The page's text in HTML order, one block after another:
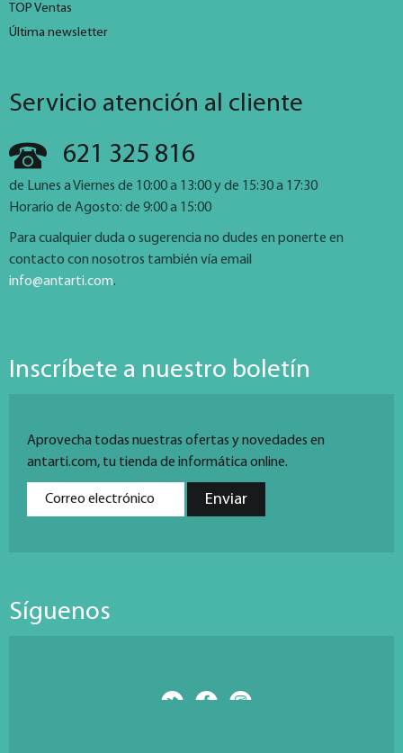
TOP Ventas
Última newsletter
Servicio atención al cliente
621 325 816
de Lunes a Viernes de 10:00 a 13:00 y de 15:30 a 17:30
Horario de Agosto: de 9:00 a 15:00
Para cualquier duda o sugerencia no dudes en ponerte en
contacto con nosotros también vía email
info@antarti.com.
Inscríbete a nuestro boletín
Aprovecha todas nuestras ofertas y novedades en
antarti.com, tu tienda de informática online.
Síguenos